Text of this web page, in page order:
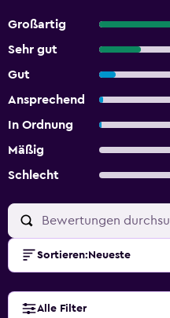
Großartig
Sehr gut
Gut
Ansprechend
In Ordnung
Mäßig
Schlecht
Sortieren: Neueste
Alle Filter